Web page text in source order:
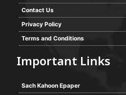
Contact Us
Privacy Policy
Terms and Conditions
Important Links
Sach Kahoon Epaper